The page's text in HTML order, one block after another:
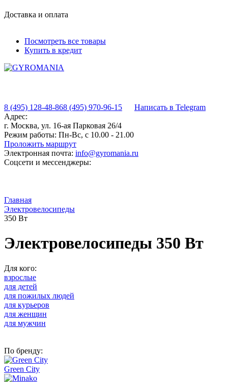
Доставка и оплата
Посмотреть все товары
Купить в кредит
8 (495) 128-48-868 (495) 970-96-15
Написать в Telegram
Адрес:
г. Москва, ул. 16-ая Парковая 26/4
Режим работы: Пн-Вс, с 10.00 - 21.00
Проложить маршрут
Электронная почта: info@gyromania.ru
Соцсети и мессенджеры:
Главная
Электровелосипеды
350 Вт
Электровелосипеды 350 Вт
Для кого:
взрослые
для детей
для пожилых людей
для курьеров
для женщин
для мужчин
По бренду:
Green City